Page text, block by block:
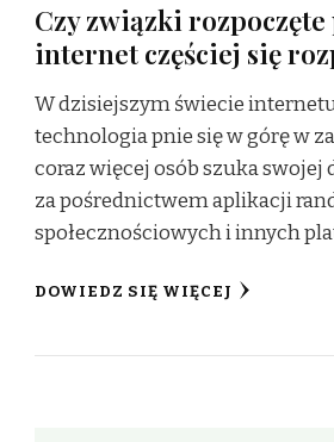
Czy związki rozpoczęte
internet częściej się
W dzisiejszym świecie
technologia pnie się w górę w
coraz więcej osób szuka swojej
za pośrednictwem aplikacji
społecznościowych i innych
DOWIEDZ SIĘ WIĘCEJ